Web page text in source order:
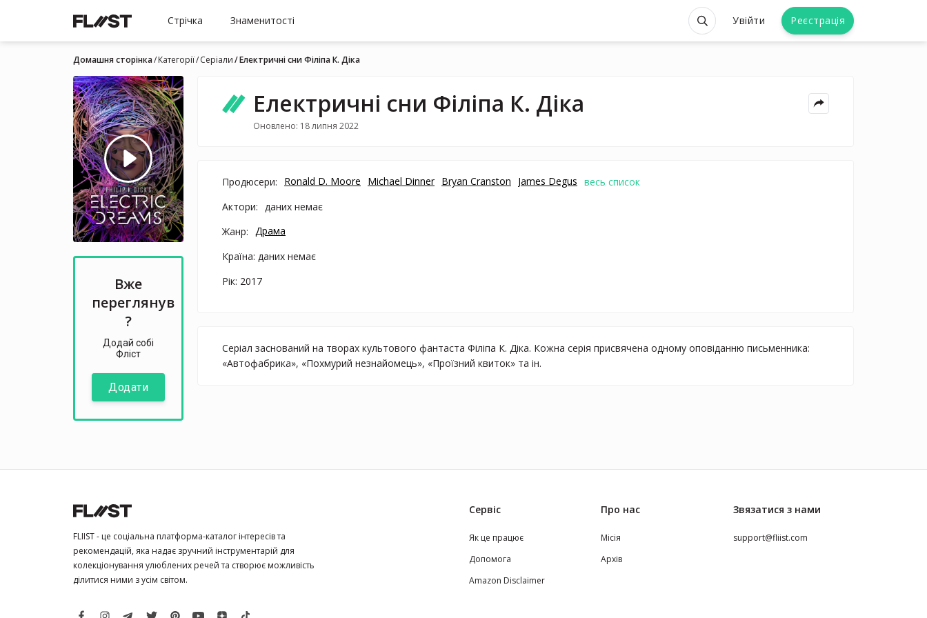
Стрічка Знаменитості Увійти Реєстрація
Домашня сторінка Категорії Серіали Електричні сни Філіпа К. Діка
Вже
переглянув
?
Додай собі
Фліст
Додати
Електричні сни Філіпа К. Діка
Оновлено: 18 липня 2022
Продюсери: Ronald D. Moore Michael Dinner Bryan Cranston James Degus весь список
Актори:
даних немає
Жанр:
Драма
Країна: даних немає
Рік: 2017
Серіал заснований на творах культового фантаста Філіпа К. Діка. Кожна серія присвячена одному оповіданню письменника:
«Автофабрика», «Похмурий незнайомець», «Проїзний квиток» та ін.
FLIIST - це соціальна платформа-каталог інтересів та
рекомендацій, яка надає зручний інструментарій для
колекціонування улюблених речей та створює можливість
ділитися ними з усім світом.
Сервіс
Як це працює
Допомога
Amazon Disclaimer
Про нас
Місія
Архів
Звязатися з нами
support@fliist.com